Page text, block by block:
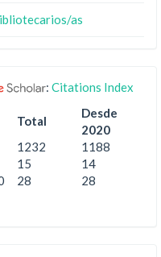
as
: Citations Index
Total
Desde
2020
1232
1188
15
14
28 28